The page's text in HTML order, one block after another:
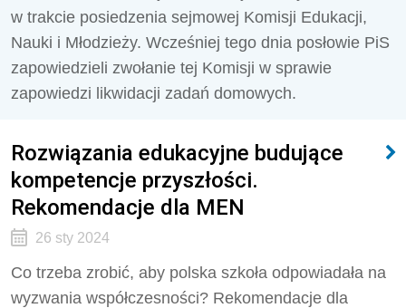
w trakcie posiedzenia sejmowej Komisji Edukacji,
Nauki i Młodzieży. Wcześniej tego dnia posłowie PiS
zapowiedzieli zwołanie tej Komisji w sprawie
zapowiedzi likwidacji zadań domowych.
Rozwiązania edukacyjne budujące
kompetencje przyszłości.
Rekomendacje dla MEN
26 sty 2024
Co trzeba zrobić, aby polska szkoła odpowiadała na
wyzwania współczesności? Rekomendacje dla